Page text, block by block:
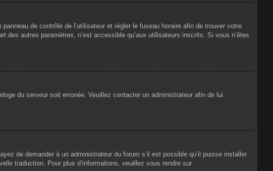
de contrôle de l’utilisateur et régler le fuseau horaire afin de trouver votre
autres paramètres, n’est accessible qu’aux utilisateurs inscrits. Si vous n’êtes
du serveur soit erronée. Veuillez contacter un administrateur afin de lui
de demander à un administrateur du forum s’il est possible qu’il puisse installer
traduction. Pour plus d’informations, veuillez vous rendre sur